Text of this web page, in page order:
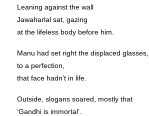
Leaning against the wall
Jawaharlal sat, gazing
at the lifeless body before him.
Manu had set right the displaced glasses,
to a perfection,
that face hadn’t in life.
Outside, slogans soared, mostly that
‘Gandhi is immortal’.